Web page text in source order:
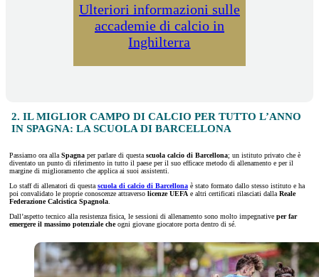
Ulteriori informazioni sulle
accademie di calcio in
Inghilterra
2. IL MIGLIOR CAMPO DI CALCIO PER TUTTO L’ANNO
IN SPAGNA: LA SCUOLA DI BARCELLONA
Passiamo ora alla Spagna per parlare di questa scuola calcio di Barcellona; un istituto privato che è
diventato un punto di riferimento in tutto il paese per il suo efficace metodo di allenamento e per il
margine di miglioramento che applica ai suoi assistenti.
Lo staff di allenatori di questa scuola di calcio di Barcellona è stato formato dallo stesso istituto e ha
poi convalidato le proprie conoscenze attraverso licenze UEFA e altri certificati rilasciati dalla Reale
Federazione Calcistica Spagnola
Dall’aspetto tecnico alla resistenza fisica, le sessioni di allenamento sono molto impegnative per far
emergere il massimo potenziale cheogni giovane giocatore porta dentro di sé.